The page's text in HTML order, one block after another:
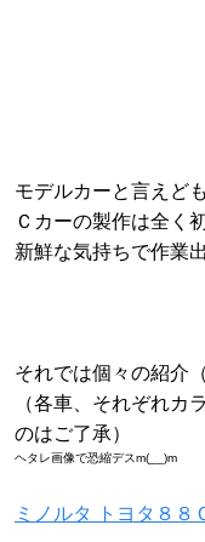
モデルカーと言えども
Ｃカーの製作は全く
新鮮な気持ちで作業
それでは個々の紹介（
（各車、それぞれカ
のはご了承）
ヘタレ画像で恐縮デスm(__)m
ミノルタ トヨタ８８